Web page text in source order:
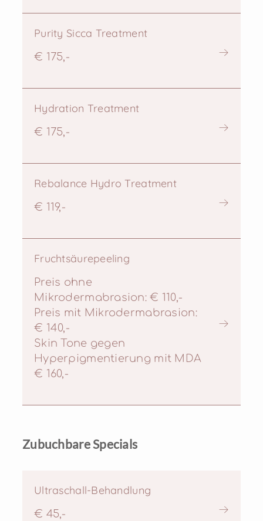
Purity Sicca Treatment
€ 175,-
Hydration Treatment
€ 175,-
Rebalance Hydro Treatment
€ 119,-
Fruchtsäurepeeling
Preis ohne
Mikrodermabrasion: € 110,-
Preis mit Mikrodermabrasion:
€ 140,-
Skin Tone gegen
Hyperpigmentierung mit MDA
€ 160,-
Zubuchbare Specials
Ultraschall-Behandlung
€ 45,-